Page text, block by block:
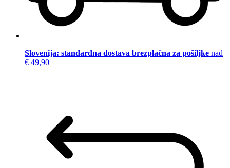
Slovenija: standardna dostava brezplačna za pošiljke nad
€ 49,90